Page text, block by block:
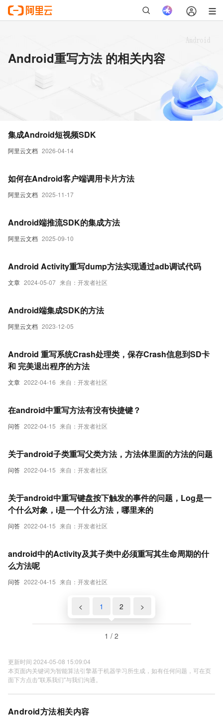
Android重写方法 的相关内容
阿里云文档 2026-04-14
集成Android短视频SDK
阿里云文档 2025-11-17
如何在Android客户端调用卡片方法
阿里云文档 2025-09-10
Android端推流SDK的集成方法
文章 2024-05-07 来自：开发者社区
Android Activity重写dump方法实现通过adb调试代码
阿里云文档 2023-12-05
Android端集成SDK的方法
文章 2022-04-16 来自：开发者社区
Android 重写系统Crash处理类，保存Crash信息到SD卡
和 完美退出程序的方法
问答 2022-04-15 来自：开发者社区
在android中重写方法有没有快捷键？
问答 2022-04-15 来自：开发者社区
关于android子类重写父类方法，方法体里面的方法的问题
问答 2022-04-15 来自：开发者社区
关于android中重写键盘按下触发的事件的问题，Log是一
个什么对象，i是一个什么方法，哪里来的
问答 2022-04-15 来自：开发者社区
android中的Activity及其子类中必须重写其生命周期的什
么方法呢
< 1 2 >
1 / 2
更新时间 2024-05-08 15:09:04
本页面内关键词为智能算法引擎基于机器学习所生成，如有任何问题，可在页
面下方点击"联系我们"与我们沟通。
Android方法相关内容